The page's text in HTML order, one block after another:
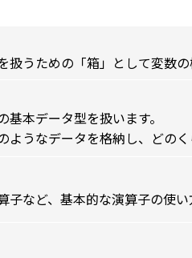
扱うための「箱」として変数の
本データ型を扱います。
ようなデータを格納し、どの
子など、基本的な演算子の使い